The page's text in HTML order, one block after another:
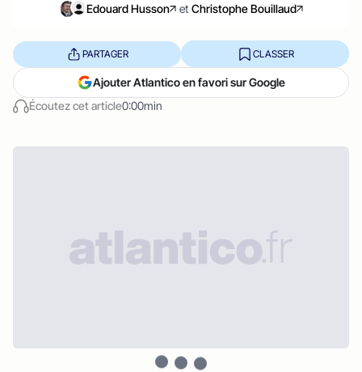
Edouard Husson et Christophe Bouillaud
Écoutez cet article0:00min
PARTAGER CLASSER
Ajouter Atlantico en favori sur Google